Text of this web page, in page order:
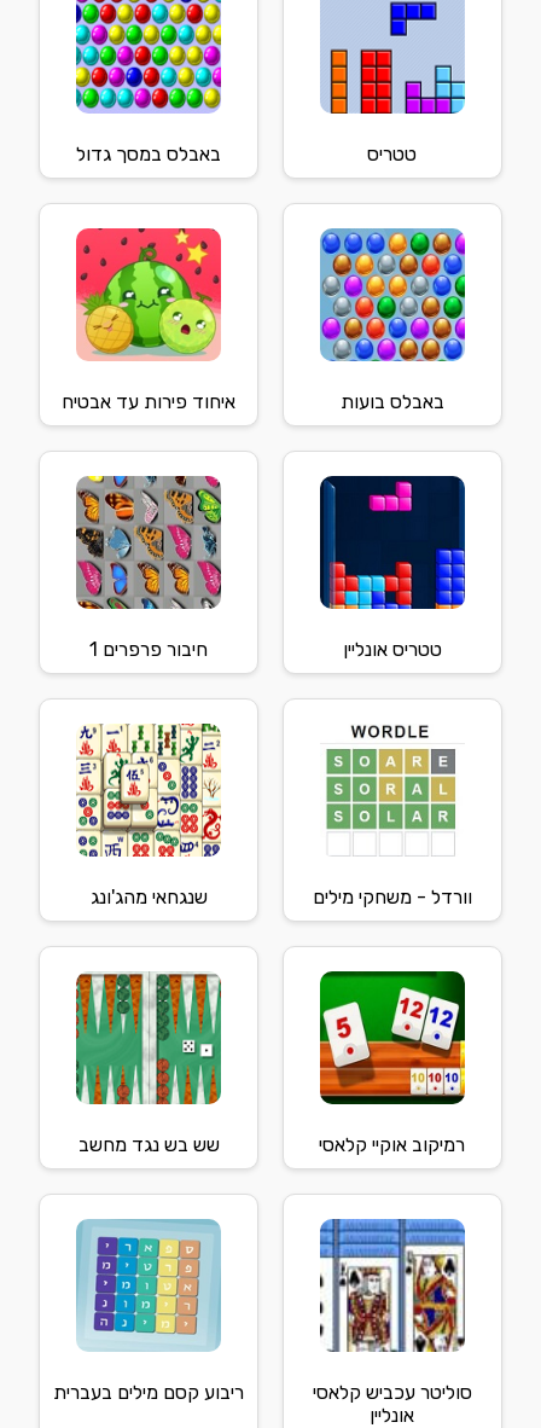
טטריס באבלס במסך גדול
באבלס בועות איחוד פירות עד אבטיח
טטריס אונליין חיבור פרפרים 1
וורדל - משחקי מילים שנגחאי מהג'ונג
רמיקוב אוקיי קלאסי שש בש נגד מחשב
סוליטר עכביש קלאסי
אונליין
ריבוע קסם מילים בעברית